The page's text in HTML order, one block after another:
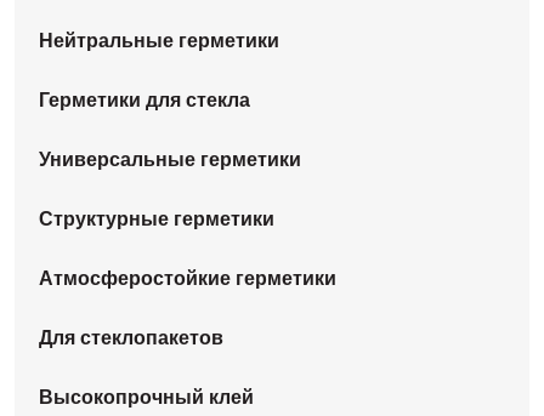
Нейтральные герметики
Герметики для стекла
Универсальные герметики
Структурные герметики
Атмосферостойкие герметики
Для стеклопакетов
Высокопрочный клей